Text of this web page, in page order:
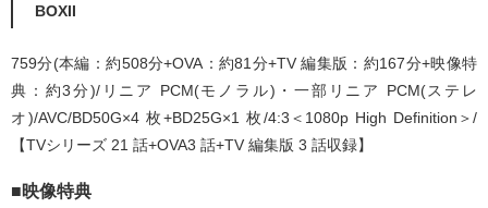
BOXII
759分(本編：約508分+OVA：約81分+TV 編集版：約167分+映像特
典：約3分)/リニア PCM(モノラル)・一部リニア PCM(ステレ
オ)/AVC/BD50G×4 枚+BD25G×1 枚/4:3＜1080p High Definition＞/
【TVシリーズ 21 話+OVA3 話+TV 編集版 3 話収録】
■映像特典